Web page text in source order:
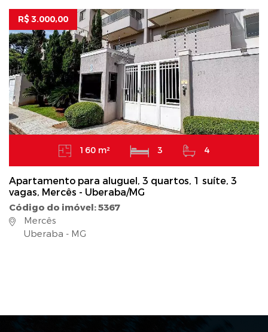
R$ 3.000,00
160 m² 3 4
Apartamento para aluguel, 3 quartos, 1 suíte, 3
vagas, Mercês - Uberaba/MG
Código do imóvel: 5367
Mercês
Uberaba - MG